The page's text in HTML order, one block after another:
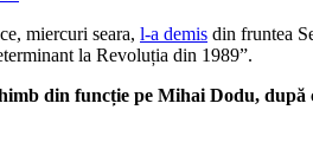
miercuri seara, l-a demis din fruntea
la Revoluția din 1989”.
din funcție pe Mihai Dodu,